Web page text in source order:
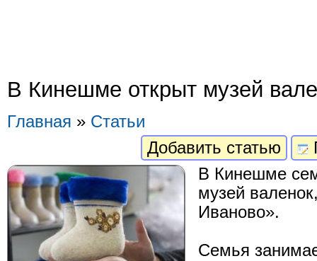
В Кинешме открыт музей
Главная » Статьи
Добавить статью
В Кинешме
музей
Иваново».
Семья